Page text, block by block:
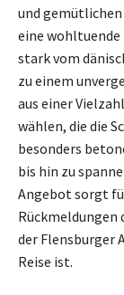
und
eine wohltuende
stark vom
zu einem
aus einer
wählen, die die
besonders
bis hin zu
Angebot sorgt
Rückmeldungen
der Flensburger
Reise ist.